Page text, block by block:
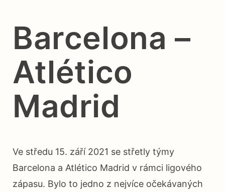
Barcelona –
Atlético
Madrid
Ve středu 15. září 2021 se střetly týmy
Barcelona a Atlético Madrid v rámci ligového
zápasu. Bylo to jedno z nejvíce očekávaných